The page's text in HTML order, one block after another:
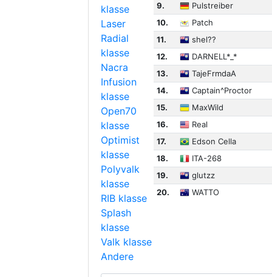
klasse
Laser
Radial
klasse
Nacra
Infusion
klasse
Open70
klasse
Optimist
klasse
Polyvalk
klasse
RIB klasse
Splash
klasse
Valk klasse
Andere
9.
Pulstreiber
10.
Patch
11.
shel??
12.
DARNELL*_*
13.
TajeFrmdaA
14.
Captain^Proctor
15.
MaxWild
16.
Real
17.
Edson Cella
18.
ITA-268
19.
glutzz
20.
WATTO